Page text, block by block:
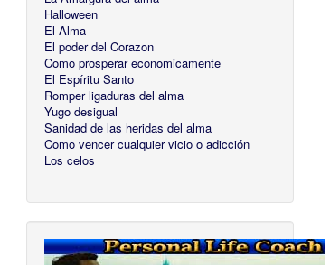
Halloween
El Alma
El poder del Corazon
Como prosperar economicamente
El Espíritu Santo
Romper ligaduras del alma
Yugo desigual
Sanidad de las heridas del alma
Como vencer cualquier vicio o adicción
Los celos